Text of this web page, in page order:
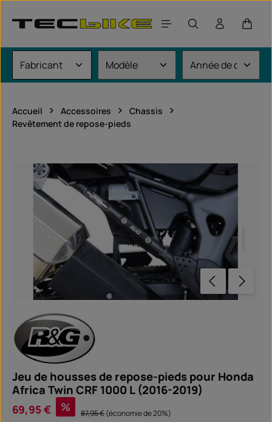
Le
Accueil Accessoires
Chassis
Revêtement de repose-pieds
Ignorer la galerie d'images
Jeu de housses de repose-pieds pour Honda
Africa Twin CRF 1000 L (2016-2019)
Prix de vente :
69,95 € % Prix régulier :
87,95 €(économie de 20%)